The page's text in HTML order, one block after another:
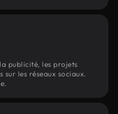
publicité, les projets
sur les réseaux sociaux.